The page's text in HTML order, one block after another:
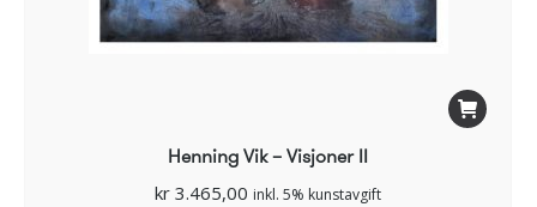
Henning Vik – Visjoner II
kr 3.465,00 inkl. 5% kunstavgift